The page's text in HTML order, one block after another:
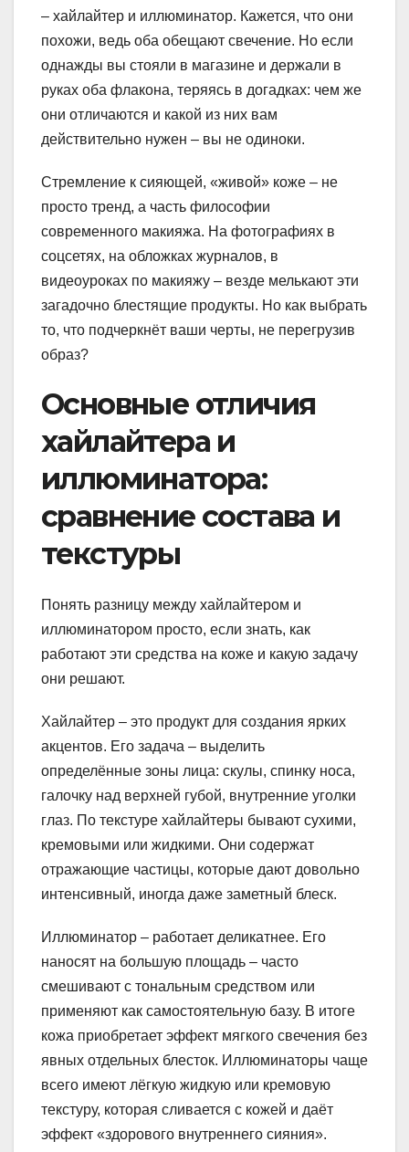
– хайлайтер и иллюминатор. Кажется, что они
похожи, ведь оба обещают свечение. Но если
однажды вы стояли в магазине и держали в
руках оба флакона, теряясь в догадках: чем же
они отличаются и какой из них вам
действительно нужен – вы не одиноки.
Стремление к сияющей, «живой» коже – не
просто тренд, а часть философии
современного макияжа. На фотографиях в
соцсетях, на обложках журналов, в
видеоуроках по макияжу – везде мелькают эти
загадочно блестящие продукты. Но как выбрать
то, что подчеркнёт ваши черты, не перегрузив
образ?
Основные отличия
хайлайтера и
иллюминатора:
сравнение состава и
текстуры
Понять разницу между хайлайтером и
иллюминатором просто, если знать, как
работают эти средства на коже и какую задачу
они решают.
Хайлайтер – это продукт для создания ярких
акцентов. Его задача – выделить
определённые зоны лица: скулы, спинку носа,
галочку над верхней губой, внутренние уголки
глаз. По текстуре хайлайтеры бывают сухими,
кремовыми или жидкими. Они содержат
отражающие частицы, которые дают довольно
интенсивный, иногда даже заметный блеск.
Иллюминатор – работает деликатнее. Его
наносят на большую площадь – часто
смешивают с тональным средством или
применяют как самостоятельную базу. В итоге
кожа приобретает эффект мягкого свечения без
явных отдельных блесток. Иллюминаторы чаще
всего имеют лёгкую жидкую или кремовую
текстуру, которая сливается с кожей и даёт
эффект «здорового внутреннего сияния».